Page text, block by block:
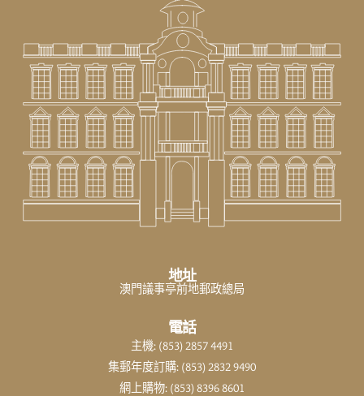
地址
澳門議事亭前地郵政總局
電話
主機: (853) 2857 4491
集郵年度訂購: (853) 2832 9490
網上購物: (853) 8396 8601